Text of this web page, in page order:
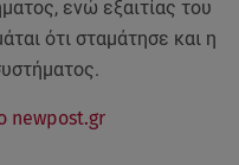
ενώ εξαιτίας του
ότι σταμάτησε και η
newpost.gr